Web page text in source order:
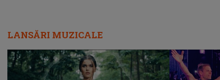
LANSĂRI MUZICALE